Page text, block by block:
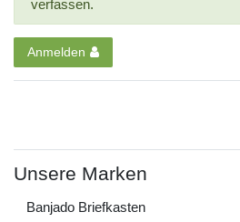
verfassen.
Anmelden
Unsere Marken
Banjado Briefkasten